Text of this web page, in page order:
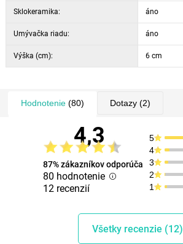
Sklokeramika: áno
Umývačka riadu: áno
Výška (cm): 6 cm
Hodnotenie(80) Dotazy(2)
4,3
87% zákazníkov odporúča
80 hodnotenie
12 recenzií
5
4
3
2
1
Všetky recenzie (12)